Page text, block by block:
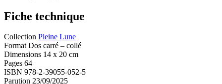
Fiche technique
Collection Pleine Lune
Format Dos carré – collé
Dimensions 14 x 20 cm
Pages 64
ISBN 978-2-39055-052-5
Parution 23/09/2025